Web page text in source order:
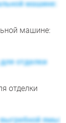
машине:
отделки